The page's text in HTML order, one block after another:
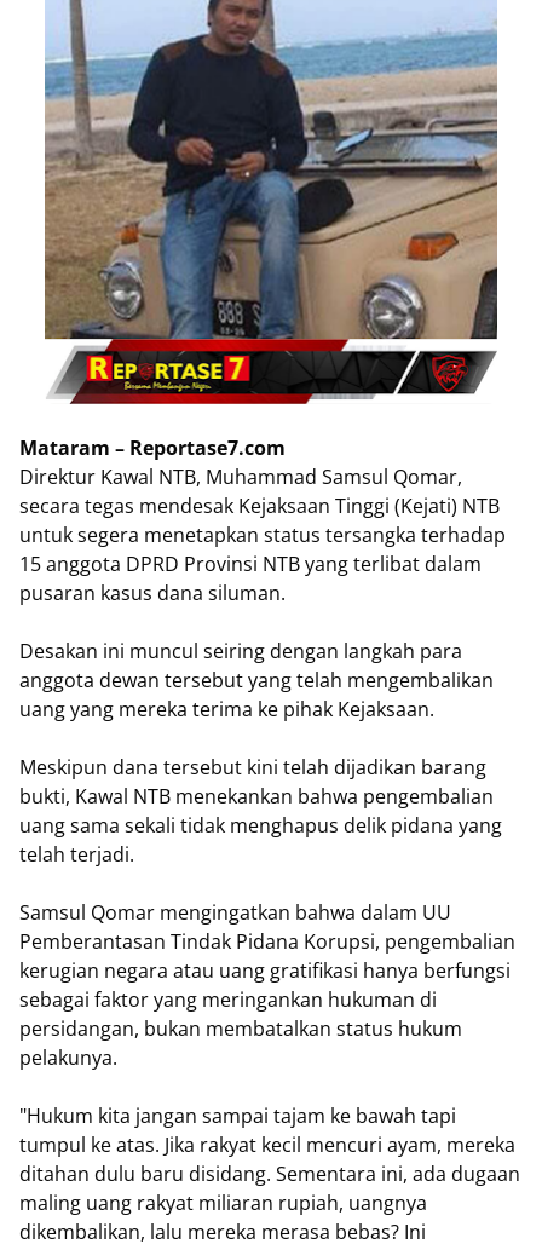
Mataram – Reportase7.com
Direktur Kawal NTB, Muhammad Samsul Qomar,
secara tegas mendesak Kejaksaan Tinggi (Kejati) NTB
untuk segera menetapkan status tersangka terhadap
15 anggota DPRD Provinsi NTB yang terlibat dalam
pusaran kasus dana siluman.
Desakan ini muncul seiring dengan langkah para
anggota dewan tersebut yang telah mengembalikan
uang yang mereka terima ke pihak Kejaksaan.
​Meskipun dana tersebut kini telah dijadikan barang
bukti, Kawal NTB menekankan bahwa pengembalian
uang sama sekali tidak menghapus delik pidana yang
telah terjadi.
​Samsul Qomar mengingatkan bahwa dalam UU
Pemberantasan Tindak Pidana Korupsi, pengembalian
kerugian negara atau uang gratifikasi hanya berfungsi
sebagai faktor yang meringankan hukuman di
persidangan, bukan membatalkan status hukum
pelakunya.
​"Hukum kita jangan sampai tajam ke bawah tapi
tumpul ke atas. Jika rakyat kecil mencuri ayam, mereka
ditahan dulu baru disidang. Sementara ini, ada dugaan
maling uang rakyat miliaran rupiah, uangnya
dikembalikan, lalu mereka merasa bebas? Ini